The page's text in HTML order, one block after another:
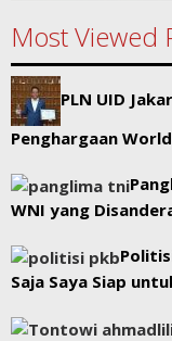
Most Viewed
PLN UID
Penghargaan
WNI yang
Saja Saya Siap